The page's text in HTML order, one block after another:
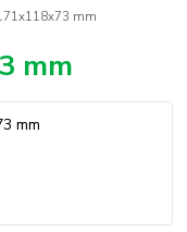
mm
mm